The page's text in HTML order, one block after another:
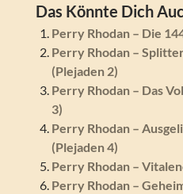
Das Könnte Dich
Perry Rhodan – Die
Perry Rhodan –
(Plejaden 2)
Perry Rhodan – Das
3)
Perry Rhodan –
(Plejaden 4)
Perry Rhodan –
Perry Rhodan –